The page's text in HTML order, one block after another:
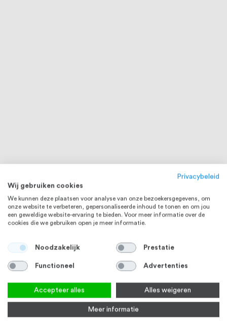
Privacybeleid
Wij gebruiken cookies
We kunnen deze plaatsen voor analyse van onze bezoekersgegevens, om
onze website te verbeteren, gepersonaliseerde inhoud te tonen en om jou
een geweldige website-ervaring te bieden. Voor meer informatie over de
cookies die we gebruiken open je meer informatie.
Noodzakelijk Prestatie
Functioneel Advertenties
Accepteer alles Alles weigeren
Meer informatie